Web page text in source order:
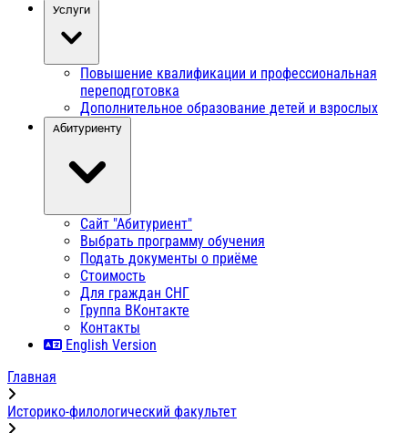
Услуги
Повышение квалификации и профессиональная
переподготовка
Дополнительное образование детей и взрослых
Абитуриенту
Сайт "Абитуриент"
Выбрать программу обучения
Подать документы о приёме
Стоимость
Для граждан СНГ
Группа ВКонтакте
Контакты
English Version
Главная
Историко-филологический факультет